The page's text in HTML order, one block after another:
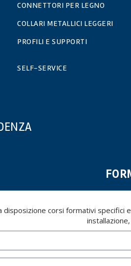
CONNETTORI PER LEGNO
COLLARI METALLICI LEGGERI
PROFILI E SUPPORTI
SELF-SERVICE
corsi formativi specifici